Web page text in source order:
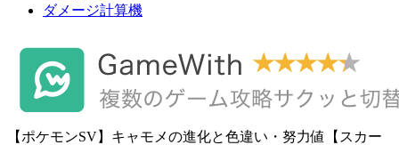
ダメージ計算機
【ポケモンSV】キャモメの進化と色違い・努力値【スカー